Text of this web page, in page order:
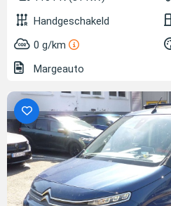
Handgeschakeld
0 g/km
Margeauto